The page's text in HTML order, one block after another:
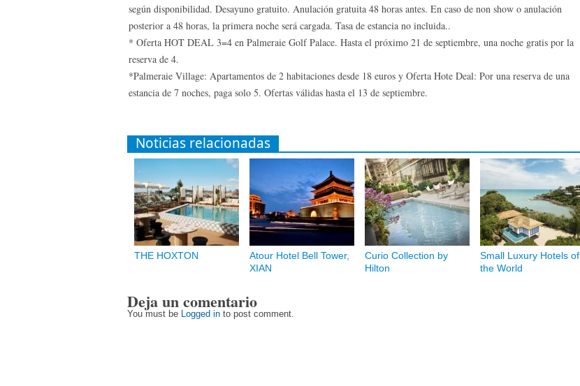
según disponibilidad. Desayuno gratuito. Anulación gratuita 48 horas antes. En caso de non show o anulación
posterior a 48 horas, la primera noche será cargada. Tasa de estancia no incluida..
* Oferta HOT DEAL 3=4 en Palmeraie Golf Palace. Hasta el próximo 21 de septiembre, una noche gratis por la
reserva de 4.
*Palmeraie Village: Apartamentos de 2 habitaciones desde 18 euros y Oferta Hote Deal: Por una reserva de una
estancia de 7 noches, paga solo 5. Ofertas válidas hasta el 13 de septiembre.
Noticias relacionadas
THE HOXTON
Atour Hotel Bell Tower,
XIAN
Curio Collection by
Hilton
Small Luxury Hotels of
the World
Deja un comentario
You must be Logged in to post comment.